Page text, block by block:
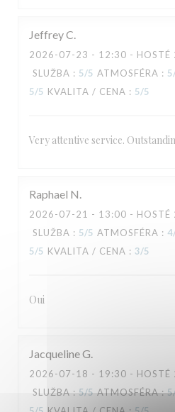
JeffreyC
2026-07-23 - 12:30 - HOSTÉ
SLUŽBA : 5/5 ATMOSFÉRA : 5
5/5 KVALITA / CENA : 5/5
Very attentive service.
Raphael N
2026-07-21 - 13:00 - HOSTÉ
SLUŽBA : 5/5 ATMOSFÉRA : 4
5/5 KVALITA / CENA : 3/5
Oui
JacquelineG
2026-07-18 - 19:30 - HOSTÉ
SLUŽBA : 5/5 ATMOSFÉRA: 5